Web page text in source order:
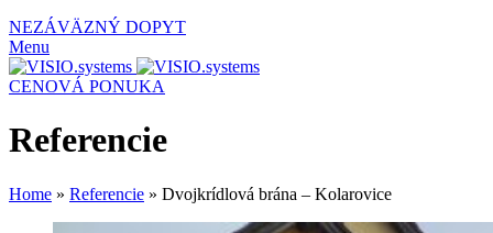
NEZÁVÄZNÝ DOPYT
Menu
CENOVÁ PONUKA
Referencie
Home » Referencie » Dvojkrídlová brána – Kolarovice